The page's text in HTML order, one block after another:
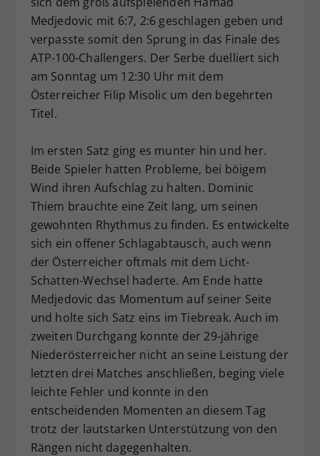
Medjedovic mit 6:7, 2:6 geschlagen geben und
verpasste somit den Sprung in das Finale des
ATP-100-Challengers. Der Serbe duelliert sich
am Sonntag um 12:30 Uhr mit dem
Österreicher Filip Misolic um den begehrten
Titel.
Im ersten Satz ging es munter hin und her.
Beide Spieler hatten Probleme, bei böigem
Wind ihren Aufschlag zu halten. Dominic
Thiem brauchte eine Zeit lang, um seinen
gewohnten Rhythmus zu finden. Es entwickelte
sich ein offener Schlagabtausch, auch wenn
der Österreicher oftmals mit dem Licht-
Schatten-Wechsel haderte. Am Ende hatte
Medjedovic das Momentum auf seiner Seite
und holte sich Satz eins im Tiebreak. Auch im
zweiten Durchgang konnte der 29-jährige
Niederösterreicher nicht an seine Leistung der
letzten drei Matches anschließen, beging viele
leichte Fehler und konnte in den
entscheidenden Momenten an diesem Tag
trotz der lautstarken Unterstützung von den
Rängen nicht dagegenhalten.
Zweck
Dieser Wert speichert Ihre Consent-
Einstellungen. Unter anderem eine
zufällig generierte ID, für die
historische Speicherung Ihrer
vorgenommen Einstellungen, falls der
Webseiten-Betreiber dies eingestellt